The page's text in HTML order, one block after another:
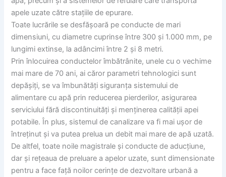
apele uzate către stațiile de epurare.
Toate lucrările se desfășoară pe conducte de mari
dimensiuni, cu diametre cuprinse între 300 și 1.000 mm, pe
lungimi extinse, la adâncimi între 2 și 8 metri.
Prin înlocuirea conductelor îmbătrânite, unele cu o vechime
mai mare de 70 ani, ai căror parametri tehnologici sunt
depășiți, se va îmbunătăți siguranța sistemului de
alimentare cu apă prin reducerea pierderilor, asigurarea
serviciului fără discontinuități și menținerea calității apei
potabile. În plus, sistemul de canalizare va fi mai ușor de
întreținut și va putea prelua un debit mai mare de apă uzată.
De altfel, toate noile magistrale și conducte de aducțiune,
dar și rețeaua de preluare a apelor uzate, sunt dimensionate
pentru a face față noilor cerințe de dezvoltare urbană a